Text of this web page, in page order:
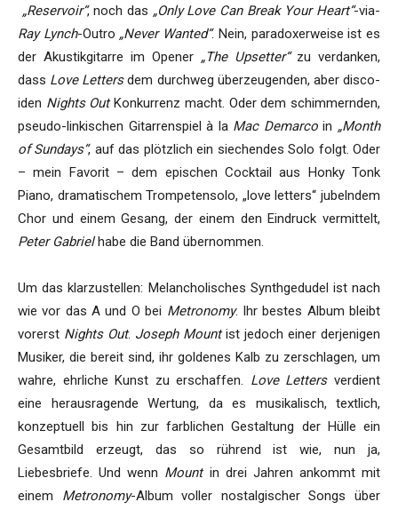
„Reservoir“, noch das „Only Love Can Break Your Heart“-via-
Ray Lynch-Outro „Never Wanted“. Nein, paradoxerweise ist es
der Akustikgitarre im Opener „The Upsetter“zu verdanken,
dass Love Lettersdem durchweg überzeugenden, aber disco-
iden Nights OutKonkurrenz macht. Oder dem schimmernden,
pseudo-linkischen Gitarrenspiel à la Mac Demarcoin „Month
of Sundays“, auf das plötzlich ein siechendes Solo folgt. Oder
– mein Favorit – dem epischen Cocktail aus Honky Tonk
Piano, dramatischem Trompetensolo, „love letters“ jubelndem
Chor und einem Gesang, der einem den Eindruck vermittelt,
Peter Gabrielhabe die Band übernommen.
Um das klarzustellen: Melancholisches Synthgedudel ist nach
wie vor das A und O bei Metronomy. Ihr bestes Album bleibt
vorerst Nights Out. Joseph Mountist jedoch einer derjenigen
Musiker, die bereit sind, ihr goldenes Kalb zu zerschlagen, um
wahre, ehrliche Kunst zu erschaffen. Love Lettersverdient
eine herausragende Wertung, da es musikalisch, textlich,
konzeptuell bis hin zur farblichen Gestaltung der Hülle ein
Gesamtbild erzeugt, das so rührend ist wie, nun ja,
Liebesbriefe. Und wenn Mountin drei Jahren ankommt mit
einem Metronomy-Album voller nostalgischer Songs über